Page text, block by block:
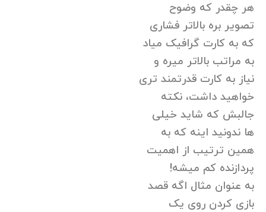
هر چقدر که وضوح
تصویر بره بالاتر فشاری
که به کارت گرافیک میاد
به مراتب بالاتر میره و
نیاز به کارت قدرتمند تری
خواهید داشت، نکته
جالبش که شاید خیلی
ها ندونید اینه که به
همین ترتیب از اهمیت
پردازنده کم میشه!
به عنوان مثال اگه قصد
بازی کردن روی یک